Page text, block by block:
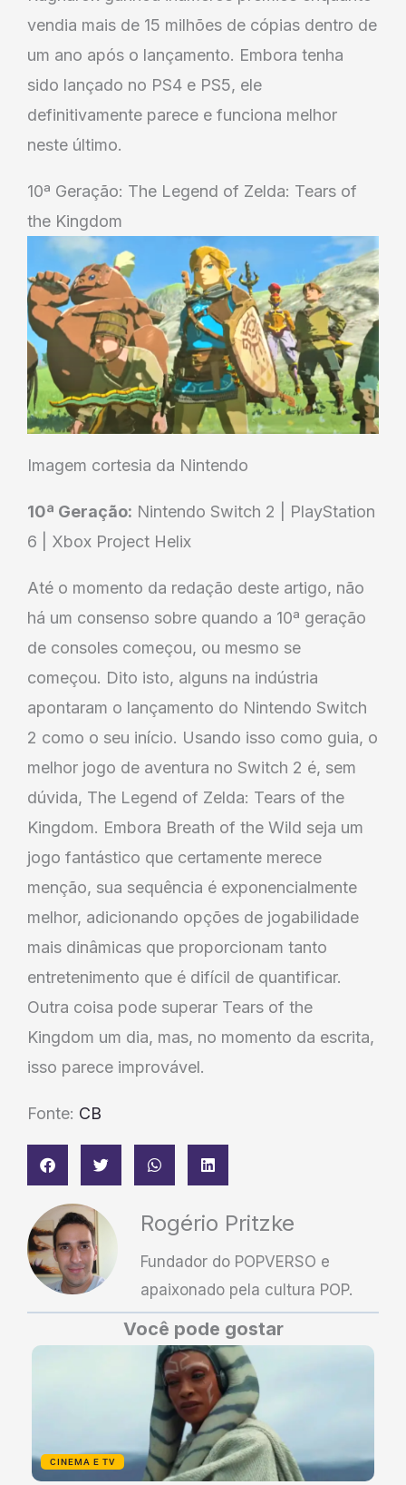
vendia mais de 15 milhões de cópias dentro de
um ano após o lançamento. Embora tenha
sido lançado no PS4 e PS5, ele
definitivamente parece e funciona melhor
neste último.
10ª Geração: The Legend of Zelda: Tears of
the Kingdom
Imagem cortesia da Nintendo
10ª Geração: Nintendo Switch 2 | PlayStation
6 | Xbox Project Helix
Até o momento da redação deste artigo, não
há um consenso sobre quando a 10ª geração
de consoles começou, ou mesmo se
começou. Dito isto, alguns na indústria
apontaram o lançamento do Nintendo Switch
2 como o seu início. Usando isso como guia, o
melhor jogo de aventura no Switch 2 é, sem
dúvida, The Legend of Zelda: Tears of the
Kingdom. Embora Breath of the Wild seja um
jogo fantástico que certamente merece
menção, sua sequência é exponencialmente
melhor, adicionando opções de jogabilidade
mais dinâmicas que proporcionam tanto
entretenimento que é difícil de quantificar.
Outra coisa pode superar Tears of the
Kingdom um dia, mas, no momento da escrita,
isso parece improvável.
Fonte: CB
Rogério Pritzke
Fundador do POPVERSO e
apaixonado pela cultura POP.
Você pode gostar
CINEMA E TV